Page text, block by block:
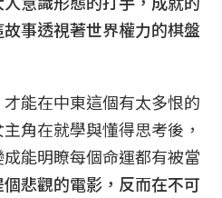
事透視著世界權力的棋盤
能在中東這個有太多恨的
角在就學與懂得思考後，
能明瞭每個命運都有被當
悲觀的電影，反而在不可